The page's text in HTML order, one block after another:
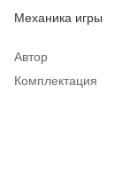
Механика игры
Автор
Комплектация